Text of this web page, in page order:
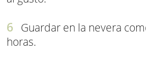
Guardar en la nevera
horas.